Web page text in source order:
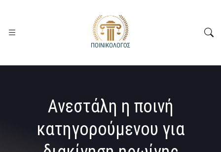
Aνεστάλη η ποινή
κατηγορούμενου για